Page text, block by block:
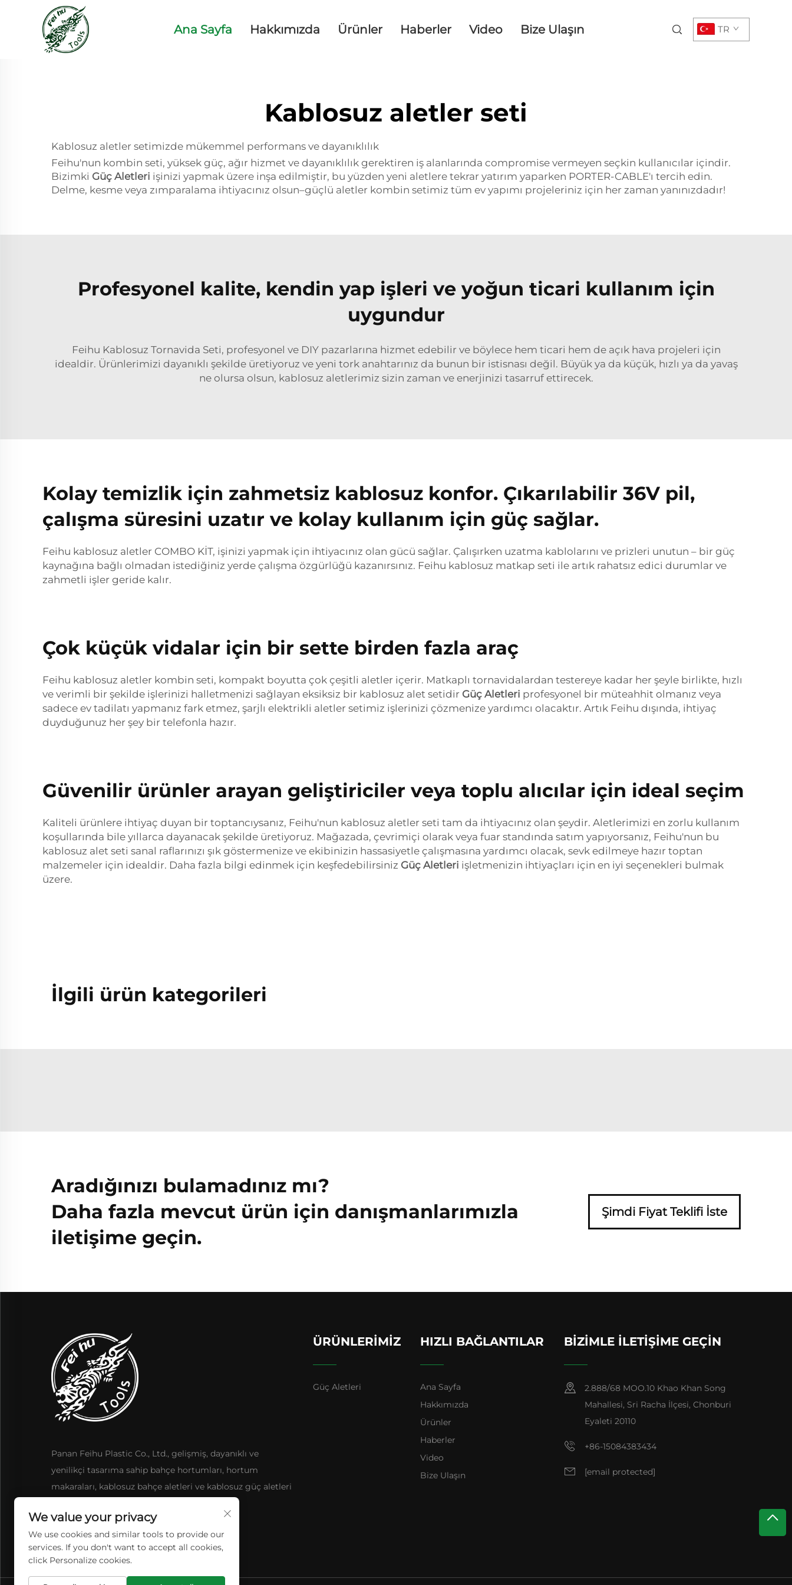
Ana Sayfa Hakkımızda Ürünler Haberler Video Bize Ulaşın TR
Kablosuz aletler seti
Kablosuz aletler setimizde mükemmel performans ve dayanıklılık
Feihu'nun kombin seti, yüksek güç, ağır hizmet ve dayanıklılık gerektiren iş alanlarında compromise vermeyen seçkin kullanıcılar içindir.
Bizimki Güç Aletleri işinizi yapmak üzere inşa edilmiştir, bu yüzden yeni aletlere tekrar yatırım yaparken PORTER-CABLE'ı tercih edin.
Delme, kesme veya zımparalama ihtiyacınız olsun–güçlü aletler kombin setimiz tüm ev yapımı projeleriniz için her zaman yanınızdadır!
Profesyonel kalite, kendin yap işleri ve yoğun ticari kullanım için
uygundur
Feihu Kablosuz Tornavida Seti, profesyonel ve DIY pazarlarına hizmet edebilir ve böylece hem ticari hem de açık hava projeleri için
idealdir. Ürünlerimizi dayanıklı şekilde üretiyoruz ve yeni tork anahtarınız da bunun bir istisnası değil. Büyük ya da küçük, hızlı ya da yavaş
ne olursa olsun, kablosuz aletlerimiz sizin zaman ve enerjinizi tasarruf ettirecek.
Kolay temizlik için zahmetsiz kablosuz konfor. Çıkarılabilir 36V pil,
çalışma süresini uzatır ve kolay kullanım için güç sağlar.
Feihu kablosuz aletler COMBO KİT, işinizi yapmak için ihtiyacınız olan gücü sağlar. Çalışırken uzatma kablolarını ve prizleri unutun – bir güç
kaynağına bağlı olmadan istediğiniz yerde çalışma özgürlüğü kazanırsınız. Feihu kablosuz matkap seti ile artık rahatsız edici durumlar ve
zahmetli işler geride kalır.
Çok küçük vidalar için bir sette birden fazla araç
Feihu kablosuz aletler kombin seti, kompakt boyutta çok çeşitli aletler içerir. Matkaplı tornavidalardan testereye kadar her şeyle birlikte, hızlı
ve verimli bir şekilde işlerinizi halletmenizi sağlayan eksiksiz bir kablosuz alet setidir Güç Aletleri profesyonel bir müteahhit olmanız veya
sadece ev tadilatı yapmanız fark etmez, şarjlı elektrikli aletler setimiz işlerinizi çözmenize yardımcı olacaktır. Artık Feihu dışında, ihtiyaç
duyduğunuz her şey bir telefonla hazır.
Güvenilir ürünler arayan geliştiriciler veya toplu alıcılar için ideal seçim
Kaliteli ürünlere ihtiyaç duyan bir toptancıysanız, Feihu'nun kablosuz aletler seti tam da ihtiyacınız olan şeydir. Aletlerimizi en zorlu kullanım
koşullarında bile yıllarca dayanacak şekilde üretiyoruz. Mağazada, çevrimiçi olarak veya fuar standında satım yapıyorsanız, Feihu'nun bu
kablosuz alet seti sanal raflarınızı şık göstermenize ve ekibinizin hassasiyetle çalışmasına yardımcı olacak, sevk edilmeye hazır toptan
malzemeler için idealdir. Daha fazla bilgi edinmek için keşfedebilirsiniz Güç Aletleri işletmenizin ihtiyaçları için en iyi seçenekleri bulmak
üzere.
İlgili ürün kategorileri
Aradığınızı bulamadınız mı?
Daha fazla mevcut ürün için danışmanlarımızla
iletişime geçin.
Şimdi Fiyat Teklifi İste
Panan Feihu Plastic Co., Ltd., gelişmiş, dayanıklı ve
yenilikçi tasarıma sahip bahçe hortumları, hortum
makaraları, kablosuz bahçe aletleri ve kablosuz güç aletleri
ÜRÜNLERIMIZ
Güç Aletleri
HIZLI BAĞLANTILAR
Ana Sayfa
Hakkımızda
Ürünler
Haberler
Video
Bize Ulaşın
BIZIMLE İLETIŞIME GEÇIN
2.888/68 MOO.10 Khao Khan Song
Mahallesi, Sri Racha İlçesi, Chonburi
Eyaleti 20110
+86-15084383434
[email protected]
We value your privacy
We use cookies and similar tools to provide our
services. If you don't want to accept all cookies,
click Personalize cookies.